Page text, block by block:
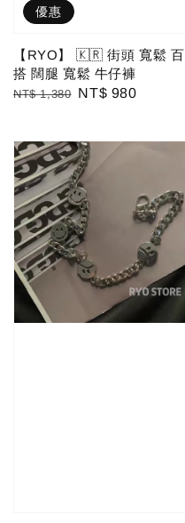
優惠
【RYO】 🇰🇷 街頭 寬鬆 百
搭 闊腿 寬鬆 牛仔褲
Regular
NT$ 1,380 Sale
NT$ 980